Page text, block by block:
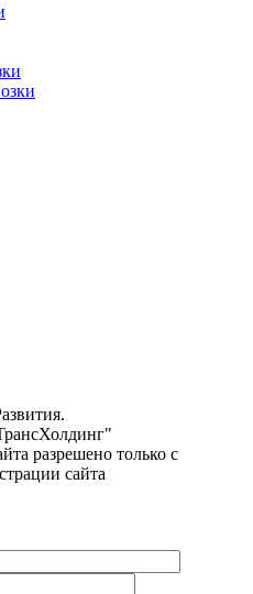
разрешено только с
сайта